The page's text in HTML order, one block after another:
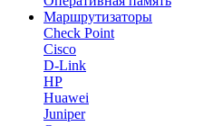
Маршрутизаторы
Check Point
Cisco
D-Link
HP
Huawei
Juniper